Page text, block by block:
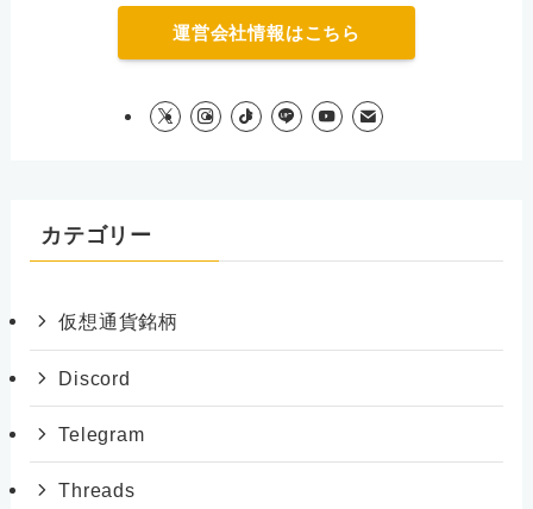
運営会社情報はこちら
カテゴリー
仮想通貨銘柄
Discord
Telegram
Threads